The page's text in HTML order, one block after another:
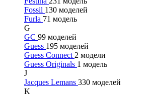
Fossil 130 моделей
Furla 71 модель
G
GC 99 моделей
Guess 195 моделей
Guess Connect 2 модели
Guess Originals 1 модель
J
Jacques Lemans 330 моделей
K